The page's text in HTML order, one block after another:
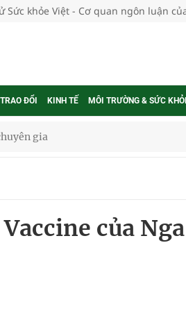
Sức khỏe Việt - Cơ quan ngôn luận
ĐỔI KINH TẾ MÔI TRƯỜNG & SỨC
gia
ung thư
Của Các Loài Nhân Sâm (Panax
của